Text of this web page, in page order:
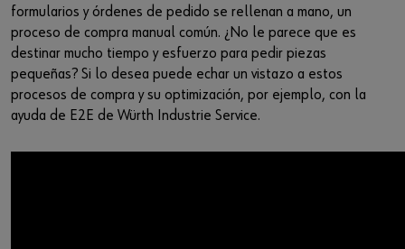
o
¿Le gustaría ser un cliente online?
Regístrese aquí en tres pasos sencillos para usar todas las
funciones de la tienda.
Asesoria
Contacto
formularios y órdenes de pedido se rellenan a mano, un
proceso de compra manual común. ¿No le parece que es
destinar mucho tiempo y esfuerzo para pedir piezas
pequeñas? Si lo desea puede echar un vistazo a estos
procesos de compra y su optimización, por ejemplo, con la
ayuda de E2E de Würth Industrie Service.